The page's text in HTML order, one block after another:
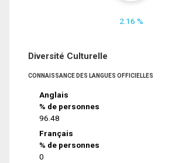
2.16 %
Diversité Culturelle
CONNAISSANCE DES LANGUES OFFICIELLES
Anglais
% de personnes
96.48
Français
% de personnes
0